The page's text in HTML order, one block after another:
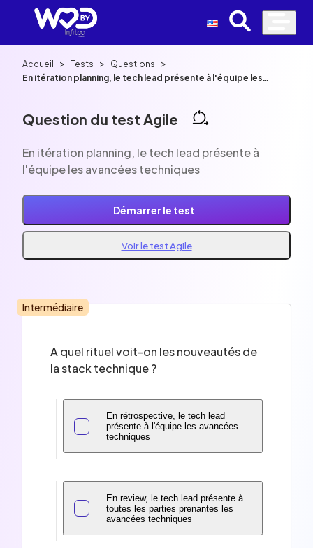
Accueil > Tests > Questions >
En itération planning, le tech lead présente à l'équipe les
Question du test Agile
En itération planning, le tech lead présente à
l'équipe les avancées techniques
Démarrer le test
Voir le test Agile
Intermédiaire
A quel rituel voit-on les nouveautés de
la stack technique ?
En rétrospective, le tech lead
présente à l'équipe les avancées
techniques
En review, le tech lead présente à
toutes les parties prenantes les
avancées techniques